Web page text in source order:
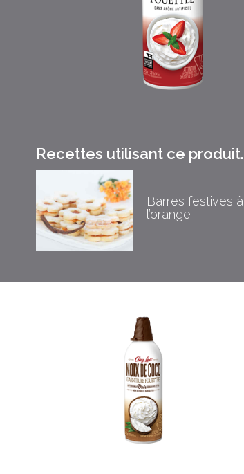
Recettes utilisant ce produit.
Barres festives à
l’orange